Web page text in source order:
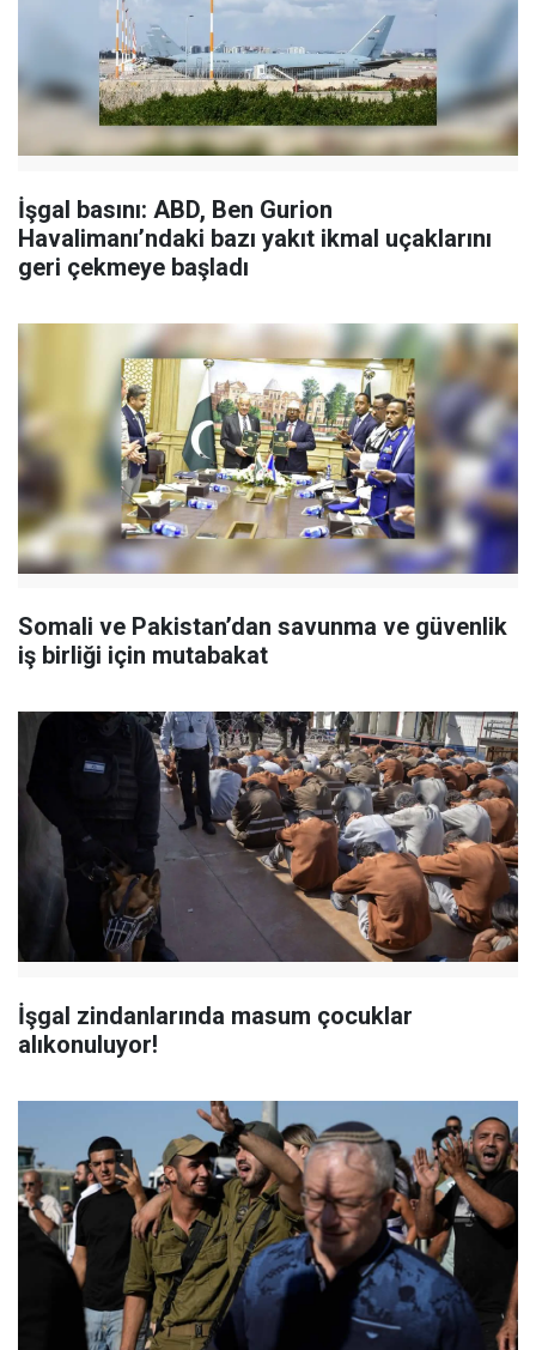
İşgal basını: ABD, Ben Gurion
Havalimanı’ndaki bazı yakıt ikmal uçaklarını
geri çekmeye başladı
Somali ve Pakistan’dan savunma ve güvenlik
iş birliği için mutabakat
İşgal zindanlarında masum çocuklar
alıkonuluyor!